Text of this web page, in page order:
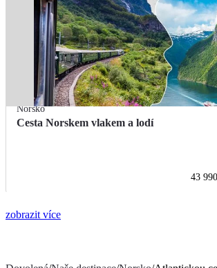
Norsko
Cesta Norskem vlakem a lodí
43
zobrazit více